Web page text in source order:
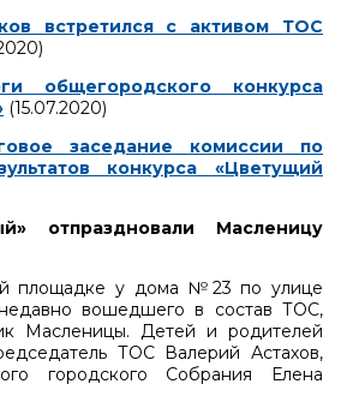
встретился с активом ТОС
общегородского конкурса
(15.07.2020)
заседание комиссии по
конкурса «Цветущий
отпраздновали Масленицу
площадке у дома №23 по улице
вошедшего в состав ТОС,
Масленицы. Детей и родителей
ТОС Валерий Астахов,
городского Собрания Елена